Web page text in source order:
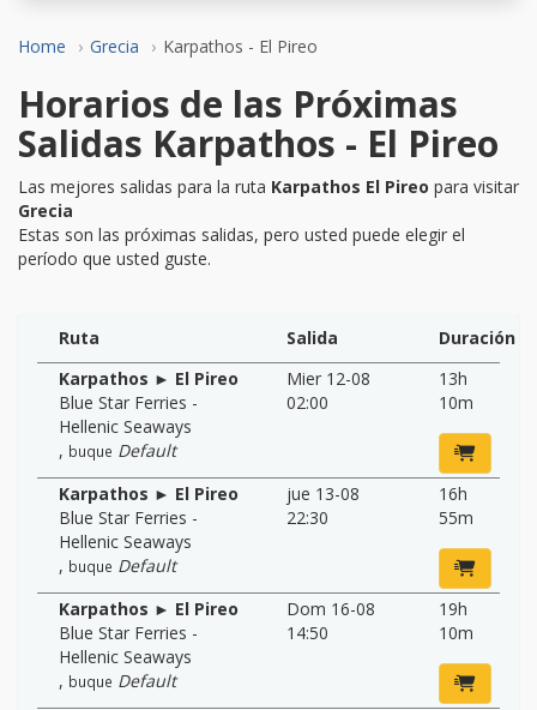
Home Grecia Karpathos - El Pireo
Horarios de las Próximas
Salidas Karpathos - El Pireo
Las mejores salidas para la ruta Karpathos El Pireo para visitar
Grecia
Estas son las próximas salidas, pero usted puede elegir el
período que usted guste.
Ruta Salida
Duración
Karpathos ► El Pireo
Blue Star Ferries -
Hellenic Seaways
, buque Default
Mier 12-08
02:00
13h
10m
Karpathos ► El Pireo
Blue Star Ferries -
Hellenic Seaways
, buque Default
jue 13-08
22:30
16h
55m
Karpathos ► El Pireo
Blue Star Ferries -
Hellenic Seaways
, buque Default
Dom 16-08
14:50
19h
10m